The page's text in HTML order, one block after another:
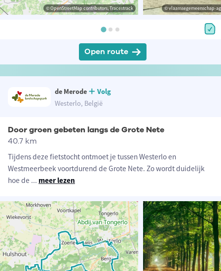
© OpenStreetMap contributors, Tracestrack © vlaamsegemeenschap-
Open route
de Merode
Volg
Westerlo, België
Door groen gebeten langs de Grote Nete
40.7 km
Tijdens deze fietstocht ontmoet je tussen Westerlo en
Westmeerbeek voortdurend de Grote Nete. Zo wordt duidelijk
hoe de ... meer lezen